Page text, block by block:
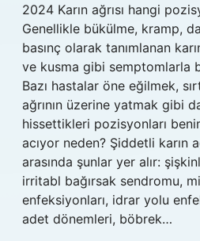
2024 Karın ağrısı hangi
Genellikle bükülme, kramp,
basınç olarak tanımlanan
ve kusma gibi semptomlarla
Bazı hastalar öne eğilmek,
ağrının üzerine yatmak gibi
hissettikleri pozisyonları
acıyor neden? Şiddetli karın
arasında şunlar yer alır:
irritabl bağırsak sendromu,
enfeksiyonları, idrar yolu
adet dönemleri, böbrek…